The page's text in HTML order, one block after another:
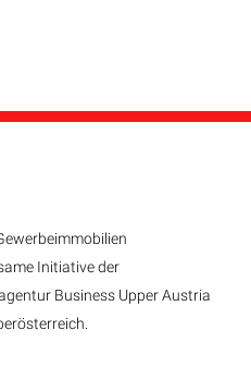
Initiative der
Business Upper Austria